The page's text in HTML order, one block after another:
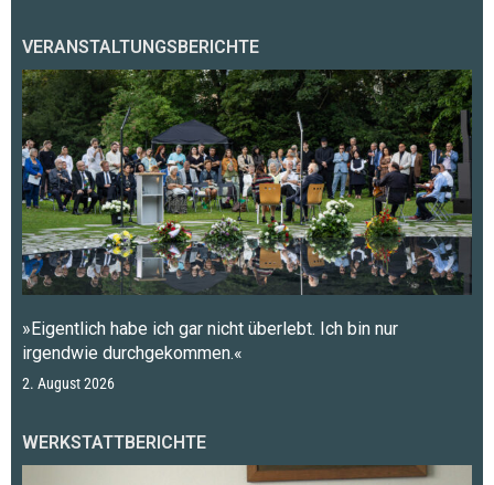
VERANSTALTUNGSBERICHTE
»Eigentlich habe ich gar nicht überlebt. Ich bin nur
irgendwie durchgekommen.«
2. August 2026
WERKSTATTBERICHTE